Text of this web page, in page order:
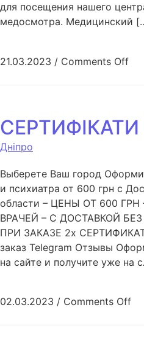
для посещения нашего
медосмотра. Медицинский
21.03.2023 / Comments Off
СЕРТИФІКАТИ
Дніпро
Выберете Ваш город
и психиатра от 600 грн с
области – ЦЕНЫ ОТ 600
ВРАЧЕЙ – С ДОСТАВКОЙ
ПРИ ЗАКАЗЕ 2х
заказ Telegram Отзывы
на сайте и получите уже на
02.03.2023 / Comments Off